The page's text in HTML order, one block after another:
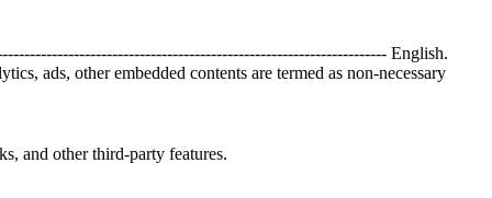
English.
ads, other embedded contents are termed as non-necessary
and other third-party features.